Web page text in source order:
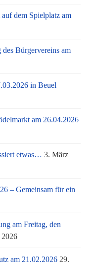
dem Spielplatz am
Bürgervereins am
in Beuel
am 26.04.2026
etwas… 3. März
– Gemeinsam für ein
am Freitag, den
2026
am 21.02.2026 29.